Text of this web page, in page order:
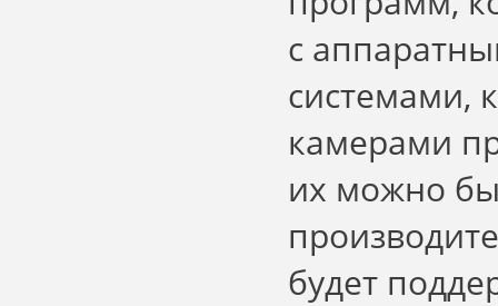
с
системами,
камерами
их можно
будет